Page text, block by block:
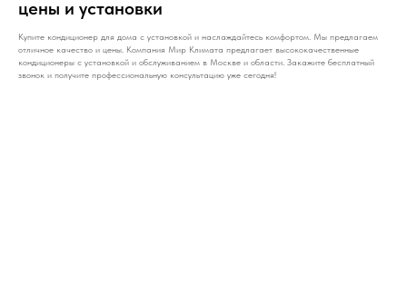
цены и установки
Купите кондиционер для дома с установкой и наслаждайтесь комфортом. Мы предлагаем
отличное качество и цены. Компания Мир Климата предлагает высококачественные
кондиционеры с установкой и обслуживанием в Москве и области. Закажите бесплатный
звонок и получите профессиональную консультацию уже сегодня!